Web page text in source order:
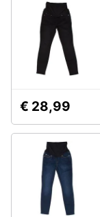
€ 28,99